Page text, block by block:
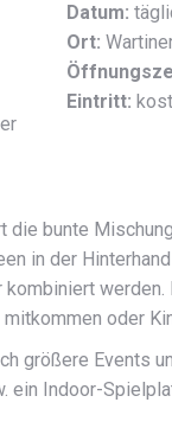
Datum:
Ort:
Eintritt:
bunte
in der
oder
größere Events
Indoor-